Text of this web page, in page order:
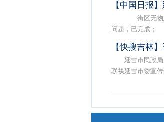
【中国日报
街区无物
问题，已完成；
【快搜吉林
延吉市民政
联袂延吉市委宣